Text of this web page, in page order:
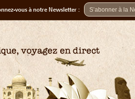
vous à notre Newsletter :